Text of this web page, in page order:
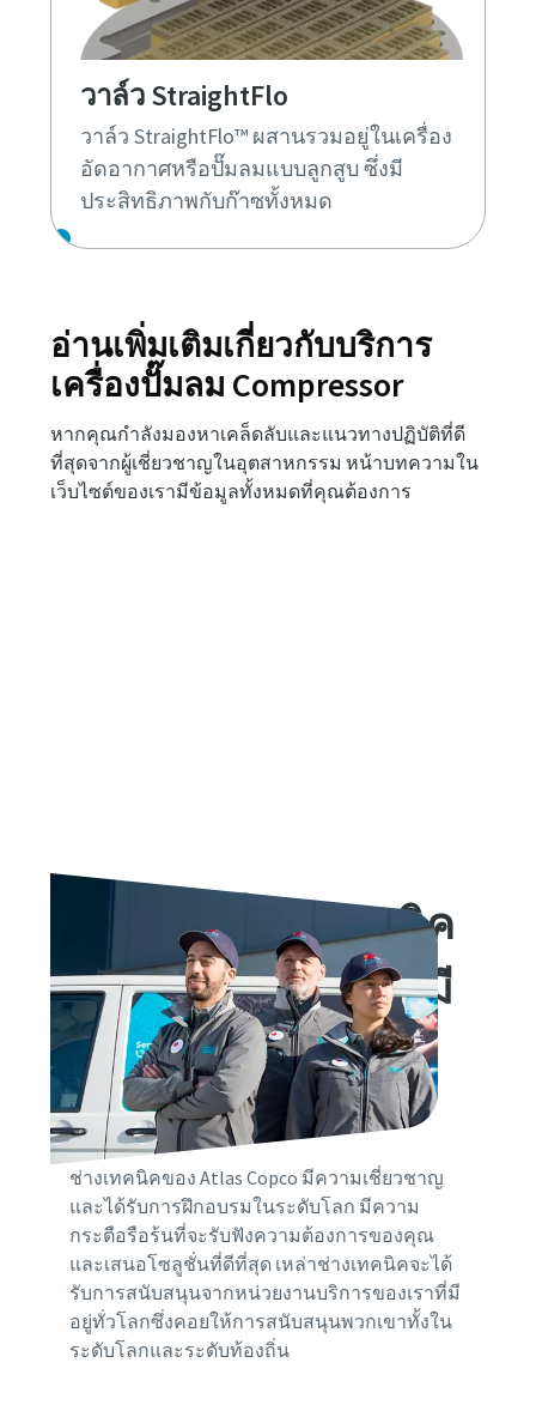
วาล์ว StraightFlo
วาล์ว StraightFlo™ ผสานรวมอยู่ในเครื่อง
อัดอากาศหรือปั๊มลมแบบลูกสูบ ซึ่งมี
ประสิทธิภาพกับก๊าซทั้งหมด
อ่านเพิ่มเติมเกี่ยวกับบริการ
เครื่องปั๊มลม Compressor
หากคุณกำลังมองหาเคล็ดลับและแนวทางปฏิบัติที่ดี
ที่สุดจากผู้เชี่ยวชาญในอุตสาหกรรม หน้าบทความใน
เว็บไซต์ของเรามีข้อมูลทั้งหมดที่คุณต้องการ
6 เหตุผลที่ช่างเทคนิค
ของ Atlas Copco จึงมี
ความโดดเด่นอย่าง
แท้จริง
ช่างเทคนิคของ Atlas Copco มีความเชี่ยวชาญ
และได้รับการฝึกอบรมในระดับโลก มีความ
กระตือรือร้นที่จะรับฟังความต้องการของคุณ
และเสนอโซลูชั่นที่ดีที่สุด เหล่าช่างเทคนิคจะได้
รับการสนับสนุนจากหน่วยงานบริการของเราที่มี
อยู่ทั่วโลกซึ่งคอยให้การสนับสนุนพวกเขาทั้งใน
ระดับโลกและระดับท้องถิ่น